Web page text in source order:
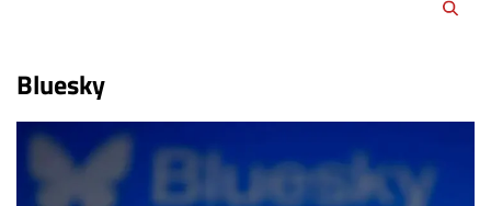
Bluesky